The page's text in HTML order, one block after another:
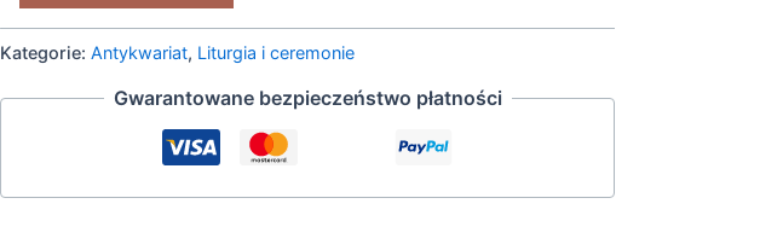
Kategorie:Antykwariat, Liturgia i ceremonie
Gwarantowane bezpieczeństwo płatności